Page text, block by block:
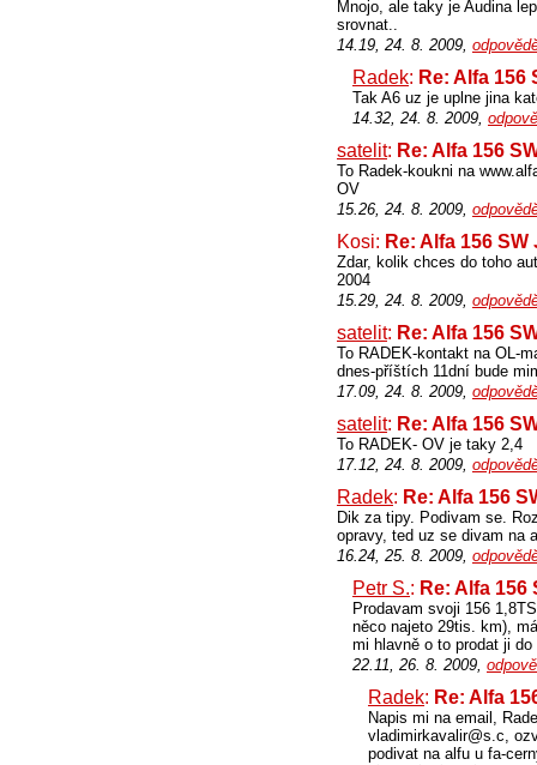
Mnojo, ale taky je Audina
srovnat..
14.19, 24. 8. 2009,
Radek: Re: Alfa 156
Tak A6 uz je uplne jina
14.32, 24. 8. 2009,
satelit: Re: Alfa 156
To Radek-koukni na
OV
15.26, 24. 8. 2009,
Kosi: Re: Alfa 156 SW
Zdar, kolik chces do toho
2004
15.29, 24. 8. 2009,
satelit: Re: Alfa 156
To RADEK-kontakt na OL-
dnes-příštích 11dní bude
17.09, 24. 8. 2009,
satelit: Re: Alfa 156
To RADEK- OV je taky 2,4
17.12, 24. 8. 2009,
Radek: Re: Alfa 156
Dik za tipy. Podivam se.
opravy, ted uz se divam na
16.24, 25. 8. 2009,
Petr S.: Re: Alfa 156
Prodavam svoji 156
něco najeto 29tis. km),
mi hlavně o to prodat ji
22.11, 26. 8. 2009,
Radek: Re: Alfa
Napis mi na email,
vladimirkavalir@s.c,
podivat na alfu u fa-